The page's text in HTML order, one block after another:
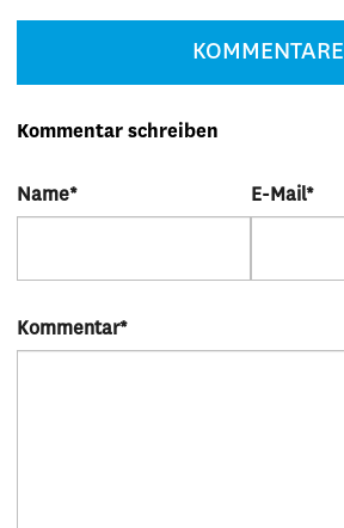
KOMMENTARE
Kommentar schreiben
Name* E-Mail*
Kommentar*